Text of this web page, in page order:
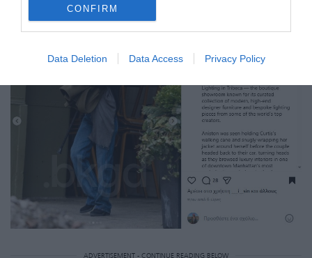
CONFIRM
Data Deletion Data Access Privacy Policy
ADVERTISEMENT - CONTINUE READING BELOW